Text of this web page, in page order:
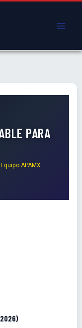
PARA
Equipo APAMX